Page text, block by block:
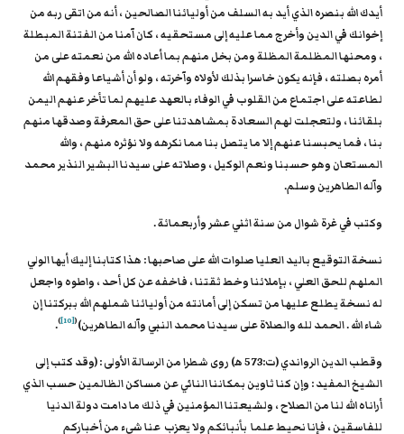
أيدك الله بنصره الذي أيد به السلف من أوليائنا الصالحين ، أنه من اتقى ربه من
إخوانك في الدين وأخرج مما عليه إلى مستحقيه ، كان آمنا من الفتنة المبطلة
، ومحنها المظلمة المظلة ومن بخل منهم بما أعاده الله من نعمته على من
أمره بصلته ، فإنه يكون خاسرا بذلك لأولاه وآخرته ، ولو أن أشياعا وفقهم الله
لطاعته على اجتماع من القلوب في الوفاء بالعهد عليهم لما تأخر عنهم اليمن
بلقائنا ، ولتعجلت لهم السعادة بمشاهدتنا على حق المعرفة وصدقها منهم
بنا ، فما يحبسنا عنهم إلا ما يتصل بنا مما نكرهه ولا نؤثره منهم ، والله
المستعان وهو حسبنا ونعم الوكيل ، وصلاته على سيدنا البشير النذير محمد
وآله الطاهرين وسلم.
وكتب في غرة شوال من سنة اثني عشر وأربعمائة .
نسخة التوقيع باليد العليا صلوات الله على صاحبها : هذا كتابنا إليك أيها الولي
الملهم للحق العلي ، بإملائنا وخط ثقتنا ، فاخفه عن كل أحد ، واطوه واجعل
له نسخة يطلع عليها من تسكن إلى أمانته من أوليائنا شملهم الله ببركتنا إن
شاء الله . الحمد لله والصلاة على سيدنا محمد النبي وآله الطاهرين)(
[10]
)
.
وقطب الدين الرواندي (ت:573 ه‍) روى شطرا من الرسالة الأولى : (وقد كتب إلى
الشيخ المفيد : وإن كنا ثاوين بمكاننا النائي عن مساكن الظالمين حسب الذي
أراناه الله لنا من الصلاح ، ولشيعتنا المؤمنين في ذلك ما دامت دولة الدنيا
للفاسقين ، فإنا نحيط علما بأنبائكم ولا يعزب عنا شيء من أخباركم